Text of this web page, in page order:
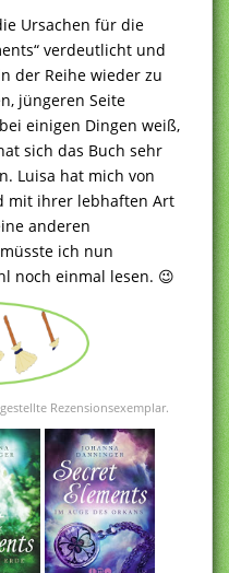
Ursachen für die
verdeutlicht und
der Reihe wieder zu
jüngeren Seite
einigen Dingen weiß,
sich das Buch sehr
Luisa hat mich von
mit ihrer lebhaften Art
anderen
ich nun
noch einmal lesen. 😉
Rezensionsexemplar.